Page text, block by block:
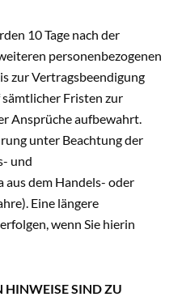
10 Tage nach der
personenbezogenen
zur Vertragsbeendigung
Fristen zur
Ansprüche aufbewahrt.
unter Beachtung der
und
dem Handels- oder
Eine längere
wenn Sie hierin
HINWEISE SIND ZU